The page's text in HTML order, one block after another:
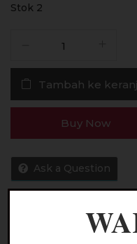
Stok 2
Tokyo
Lychee
60ML
Tambah ke
Buy Now
Ask a Question